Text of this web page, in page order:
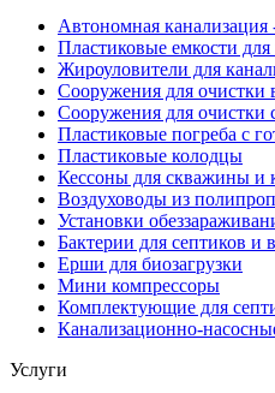
Автономная канализация
Пластиковые емкости
Жироуловители для
Сооружения для очистки
Сооружения для очистки
Пластиковые погреба с
Пластиковые колодцы
Кессоны для скважины и
Воздуховоды из
Установки
Бактерии для септиков и
Ерши для биозагрузки
Мини компрессоры
Комплектующие для
Канализационно-
Услуги